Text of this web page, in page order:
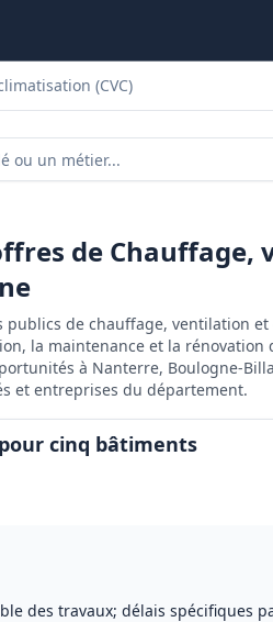
(CVC)
de
publics de chauffage, ventilation
la maintenance et la rénovation
à Nanterre, Boulogne-
et entreprises du département.
cinq bâtiments